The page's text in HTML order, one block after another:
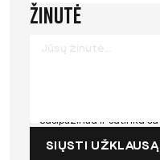
Žinutė
Susipažinau ir sutinku su
SIŲSTI UŽKLAUSĄ